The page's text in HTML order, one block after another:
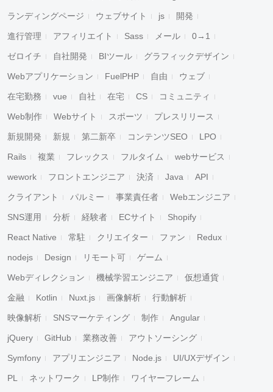
ランディングページ ウェブサイト js 開発
進行管理 アフィリエイト Sass メール 0→1
ゼロイチ 自社開発 BIツール グラフィックデザイン
Webアプリケーション FuelPHP 自由 ウェブ
在宅勤務 vue 自社 在宅 CS コミュニティ
Web制作 Webサイト スポーツ プレスリリース
新規開発 新規 第二新卒 コンテンツSEO LPO
Rails 複業 フレックス フルタイム webサービス
wework フロントエンジニア 決済 Java API
クライアント パルミー 事業責任者 Webエンジニア
SNS運用 分析 経験者 ECサイト Shopify
React Native 常駐 クリエイター ファン Redux
nodejs Design リモート可 ゲーム
Webディレクション 機械学習エンジニア 仮想通貨
金融 Kotlin Nuxt.js 画像解析 行動解析
映像解析 SNSマーケティング 制作 Angular
jQuery GitHub 業務改善 アウトソーシング
Symfony アプリエンジニア Node.js UI/UXデザイン
PL ネットワーク LP制作 ワイヤーフレーム